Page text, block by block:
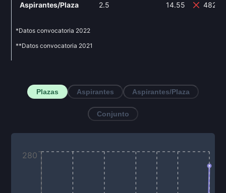
Aspirantes/Plaza 2.5 14.55 482%
*Datos convocatoria 2022
**Datos convocatoria 2021
Plazas Aspirantes Aspirantes/Plaza
Conjunto
280